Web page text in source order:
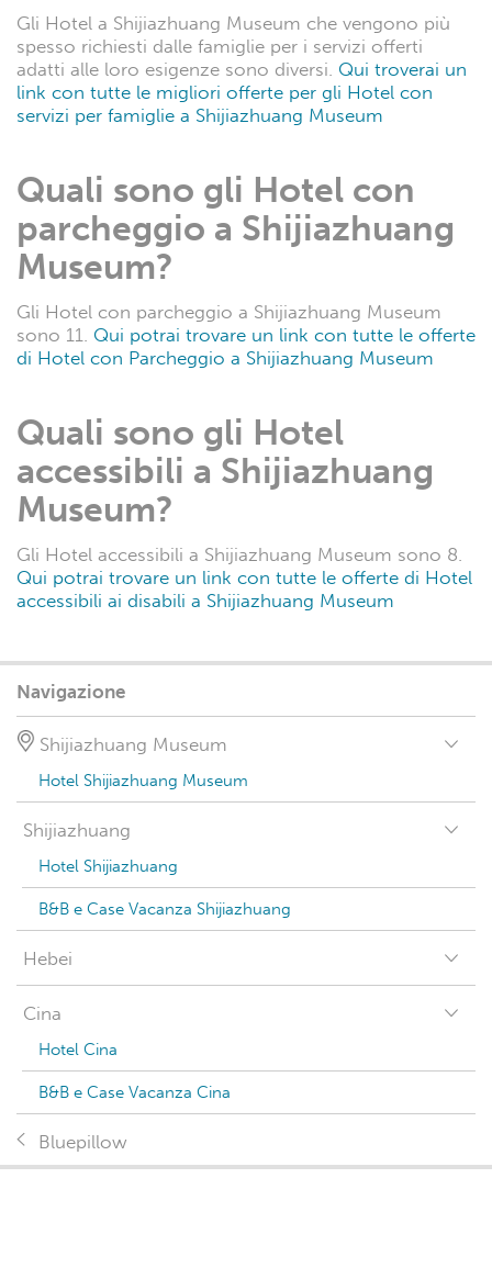
Gli Hotel a Shijiazhuang Museum che vengono più
spesso richiesti dalle famiglie per i servizi offerti
adatti alle loro esigenze sono diversi. Qui troverai un
link con tutte le migliori offerte per gli Hotel con
servizi per famiglie a Shijiazhuang Museum
Quali sono gli Hotel con
parcheggio a Shijiazhuang
Museum?
Gli Hotel con parcheggio a Shijiazhuang Museum
sono 11. Qui potrai trovare un link con tutte le offerte
di Hotel con Parcheggio a Shijiazhuang Museum
Quali sono gli Hotel
accessibili a Shijiazhuang
Museum?
Gli Hotel accessibili a Shijiazhuang Museum sono 8.
Qui potrai trovare un link con tutte le offerte di Hotel
accessibili ai disabili a Shijiazhuang Museum
Navigazione
Shijiazhuang Museum
Hotel Shijiazhuang Museum
Shijiazhuang
Hotel Shijiazhuang
B&B e Case Vacanza Shijiazhuang
Hebei
Cina
Hotel Cina
B&B e Case Vacanza Cina
Bluepillow